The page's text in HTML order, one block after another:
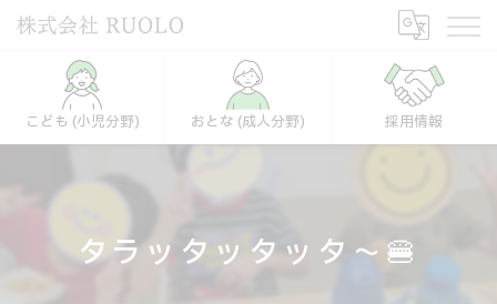
こども (小児分野) おとな (成人分野) 採用情報
タラッタッタッタ～🍔